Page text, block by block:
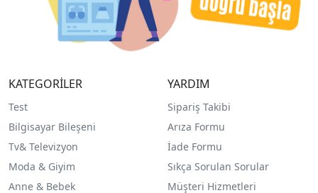
KATEGORİLER
Test
Bilgisayar Bileşeni
Tv& Televizyon
Moda & Giyim
Anne & Bebek
YARDIM
Sipariş Takibi
Arıza Formu
İade Formu
Sıkça Sorulan Sorular
Müşteri Hizmetleri